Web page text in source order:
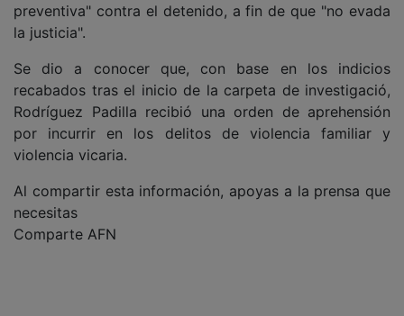
preventiva" contra el detenido, a fin de que "no evada
la justicia".
Se dio a conocer que, con base en los indicios
recabados tras el inicio de la carpeta de investigació,
Rodríguez Padilla recibió una orden de aprehensión
por incurrir en los delitos de violencia familiar y
violencia vicaria.
Al compartir esta información, apoyas a la prensa que
necesitas
Comparte AFN